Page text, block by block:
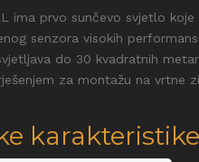
ima prvo sunčevo svjetlo
senzora visokih
do 30 kvadratnih
za montažu na vrtne
karakteristike